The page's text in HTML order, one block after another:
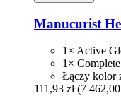
Manucurist
1× Active
1×
Łączy kolor
111,93 zł (7